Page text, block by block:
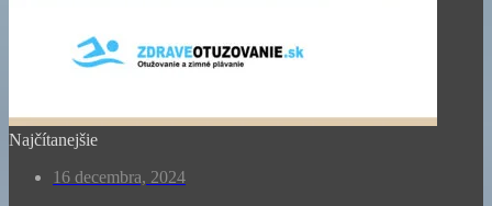
Najčítanejšie
16 decembra, 2024